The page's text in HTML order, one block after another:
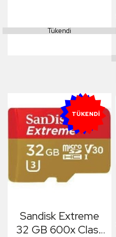
Tükendi
YENI
TÜKENDI
Sandisk Extreme
32 GB 600x Class